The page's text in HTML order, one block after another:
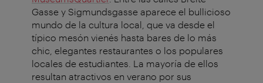
Gasse y Sigmundsgasse aparece el bullicioso
mundo de la cultura local, que va desde el
típico mesón vienés hasta bares de lo más
chic, elegantes restaurantes o los populares
locales de estudiantes. La mayoría de ellos
resultan atractivos en verano por sus